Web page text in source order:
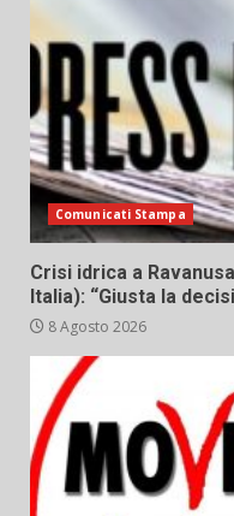
Comunicati Stampa
Crisi idrica a
Italia): “Giusta la
8 Agosto 2026